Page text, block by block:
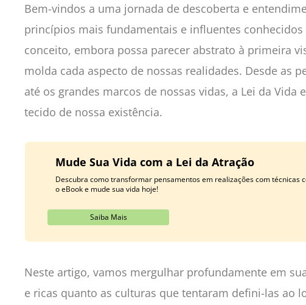
Bem-vindos a uma jornada de descoberta e
princípios mais fundamentais e influentes conhecidos
conceito, embora possa parecer abstrato à primeira
molda cada aspecto de nossas realidades. Desde as
até os grandes marcos de nossas vidas, a Lei da Vida
tecido de nossa existência.
Mude Sua Vida com a Lei da Atração
Descubra como transformar pensamentos em realizações com técnicas
o eBook e mude sua vida hoje!
Saiba Mais
Neste artigo, vamos mergulhar profundamente em
e ricas quanto as culturas que tentaram defini-las ao